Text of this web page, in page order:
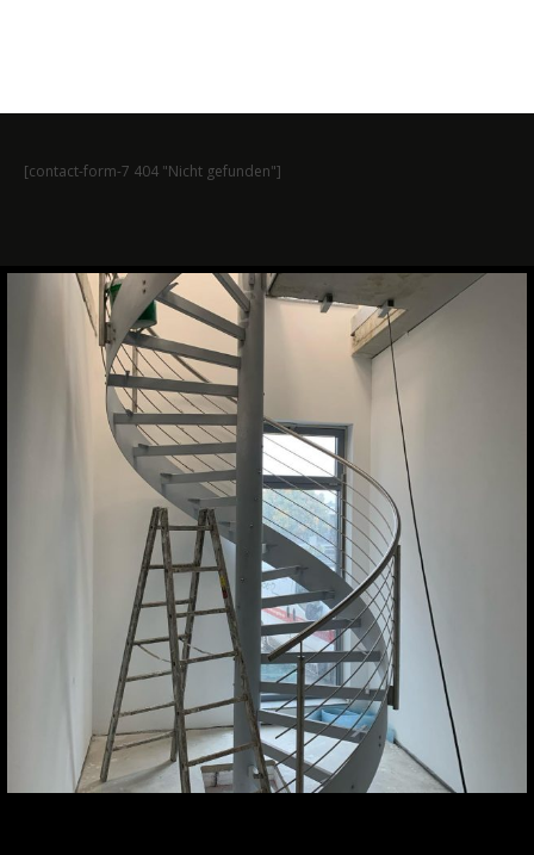
[contact-form-7 404 "Nicht gefunden"]